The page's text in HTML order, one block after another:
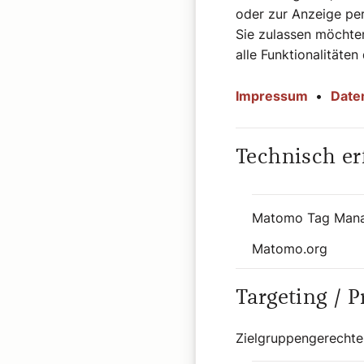
2776.Maria von
2778.Neuer
oder zur Anzeige
Sie zulassen
alle Funktionalitäten
Impressum •
Technisch
Matomo Tag
Matomo.org
Targeting /